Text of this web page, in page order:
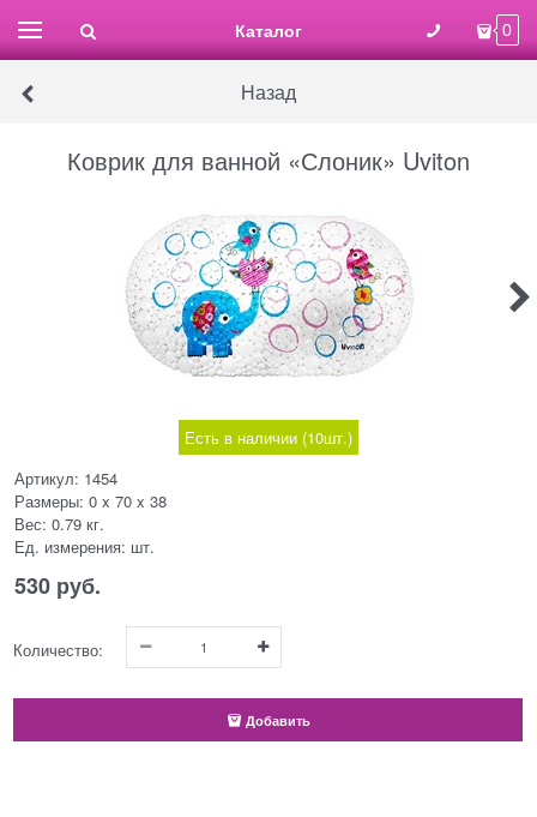
Каталог 0
Назад
Коврик для ванной «Слоник» Uviton
Есть в наличии (10шт.)
Артикул: 1454
Размеры: 0 x 70 x 38
Вес: 0.79 кг.
Ед. измерения: шт.
530 руб.
Количество:
Добавить